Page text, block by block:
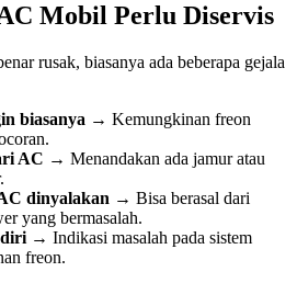
Mobil Perlu Diservis
rusak, biasanya ada beberapa gejala
biasanya → Kemungkinan freon
AC → Menandakan ada jamur atau
dinyalakan → Bisa berasal dari
yang bermasalah.
→ Indikasi masalah pada sistem
freon.